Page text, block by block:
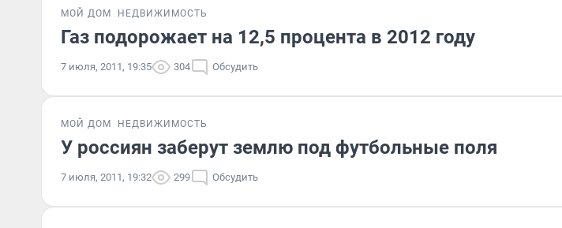
МОЙ ДОМ НЕДВИЖИМОСТЬ
Газ подорожает на 12,5 процента в 2012 году
7 июля, 2011, 19:35 304 Обсудить
МОЙ ДОМ НЕДВИЖИМОСТЬ
У россиян заберут землю под футбольные поля
7 июля, 2011, 19:32 299 Обсудить